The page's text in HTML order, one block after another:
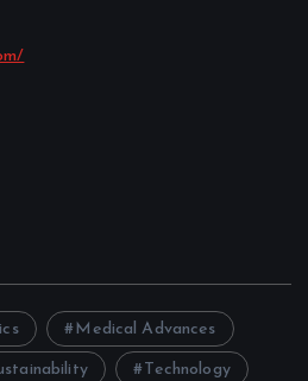
Medical Advances
Technology